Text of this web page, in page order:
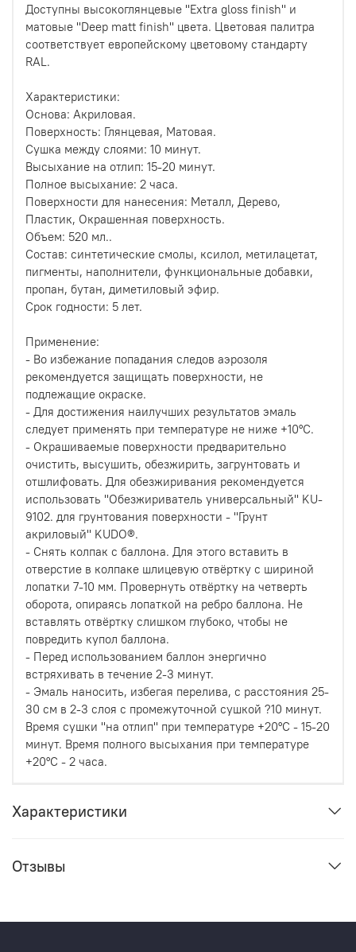
Доступны высокоглянцевые ''Extra gloss finish'' и
матовые ''Deep matt finish'' цвета. Цветовая палитра
соответствует европейскому цветовому стандарту
RAL.
Характеристики:
Основа: Акриловая.
Поверхность: Глянцевая, Матовая.
Сушка между слоями: 10 минут.
Высыхание на отлип: 15-20 минут.
Полное высыхание: 2 часа.
Поверхности для нанесения: Металл, Дерево,
Пластик, Окрашенная поверхность.
Объем: 520 мл..
Состав: синтетические смолы, ксилол, метилацетат,
пигменты, наполнители, функциональные добавки,
пропан, бутан, диметиловый эфир.
Срок годности: 5 лет.
Применение:
- Во избежание попадания следов аэрозоля
рекомендуется защищать поверхности, не
подлежащие окраске.
- Для достижения наилучших результатов эмаль
следует применять при температуре не ниже +10°С.
- Окрашиваемые поверхности предварительно
очистить, высушить, обезжирить, загрунтовать и
отшлифовать. Для обезжиривания рекомендуется
использовать ''Обезжириватель универсальный'' KU-
9102. для грунтования поверхности - ''Грунт
акриловый'' KUDO®.
- Снять колпак с баллона. Для этого вставить в
отверстие в колпаке шлицевую отвёртку с шириной
лопатки 7-10 мм. Провернуть отвёртку на четверть
оборота, опираясь лопаткой на ребро баллона. Не
вставлять отвёртку слишком глубоко, чтобы не
повредить купол баллона.
- Перед использованием баллон энергично
встряхивать в течение 2-3 минут.
- Эмаль наносить, избегая перелива, с расстояния 25-
30 см в 2-3 слоя с промежуточной сушкой ?10 минут.
Время сушки ''на отлип'' при температуре +20°С - 15-20
минут. Время полного высыхания при температуре
+20°С - 2 часа.
Характеристики
Отзывы